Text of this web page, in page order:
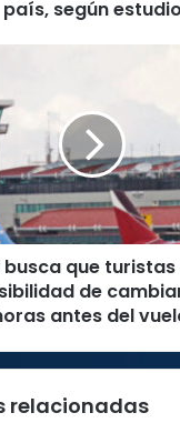
país, según estudio
que
de
antes del
relacionadas